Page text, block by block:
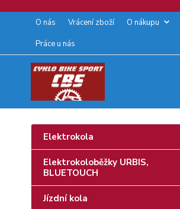
O nás Vrácení zboží O nákupu
Práce u nás
Elektrokola
Elektrokoloběžky URBIS,
BLUETOUCH
Jízdní kola